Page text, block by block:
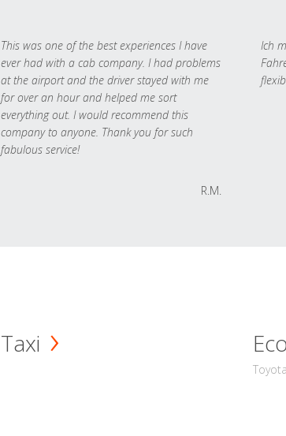
This was one of the best experiences I have
ever had with a cab company. I had problems
at the airport and the driver stayed with me
for over an hour and helped me sort
everything out. I would recommend this
company to anyone. Thank you for such
fabulous service!
R.M.
Ich
Taxi